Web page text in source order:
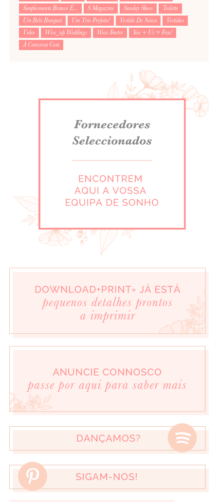
Simplesmente Branco É...
S Magazine Sunday Shoes
Toilette
Um Belo Bouquet
Um Trio Perfeito! Vestido De Noiva
Vestidus
Video
Wise_up Weddings Wow Factor
You + Us = Fun!
À Conversa Com